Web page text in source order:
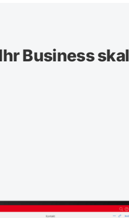
Business